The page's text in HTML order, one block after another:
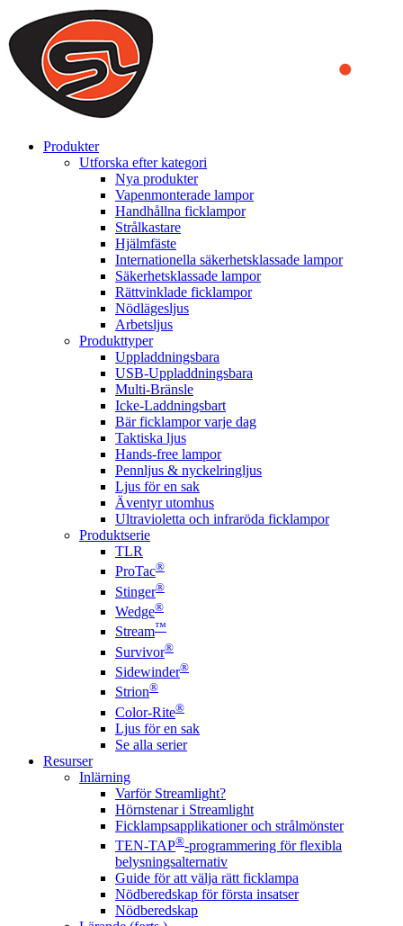
We use cookies to ensure that we provide you the best experience
on our website. By continuing to browse this website, you accept
that cookies are used to help us analyze how the website is used and
to offer you a better experience. To learn more or to find out how
you can disable cookies, you can access our
Produkter
Utforska efter kategori
Nya produkter
Vapenmonterade lampor
Handhållna ficklampor
Strålkastare
Hjälmfäste
Internationella säkerhetsklassade lampor
Säkerhetsklassade lampor
Rättvinklade ficklampor
Nödlägesljus
Arbetsljus
Produkttyper
Uppladdningsbara
USB-Uppladdningsbara
Multi-Bränsle
Icke-Laddningsbart
Bär ficklampor varje dag
Taktiska ljus
Hands-free lampor
Pennljus & nyckelringljus
Ljus för en sak
Äventyr utomhus
Ultravioletta och infraröda ficklampor
Produktserie
TLR
ProTac®
Stinger®
Wedge®
Stream™
Survivor®
Sidewinder®
Strion®
Color-Rite®
Ljus för en sak
Se alla serier
Resurser
Inlärning
Varför Streamlight?
Hörnstenar i Streamlight
Ficklampsapplikationer och strålmönster
TEN-TAP®-programmering för flexibla
belysningsalternativ
Guide för att välja rätt ficklampa
Nödberedskap för första insatser
Nödberedskap